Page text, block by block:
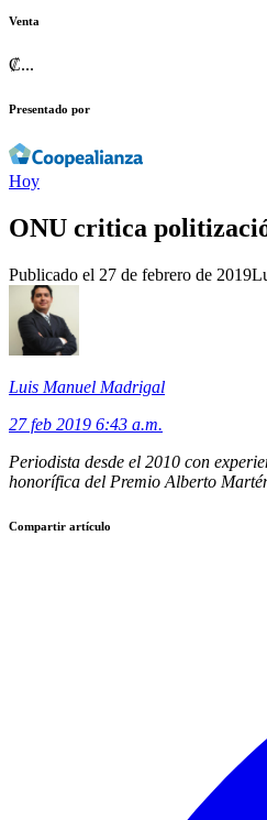
Venta
₡...
Presentado por
Hoy
ONU critica
Publicado el 27 de febrero de 2019
Luis Manuel Madrigal
27 feb 2019 6:43 a.m.
Periodista desde el 2010 con
honorífica del Premio Alberto
Compartir artículo